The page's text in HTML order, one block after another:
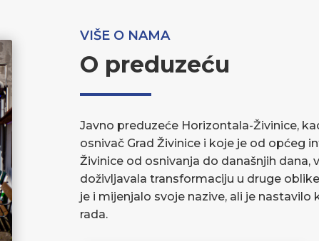
VIŠE O NAMA
O preduzeću
Javno preduzeće Horizontala-Živinice,
osnivač Grad Živinice i koje je od općeg
Živinice od osnivanja do današnjih dana,
doživljavala transformaciju u druge
je i mijenjalo svoje nazive, ali je
rada.